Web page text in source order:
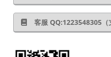
客服 QQ:1223548305（